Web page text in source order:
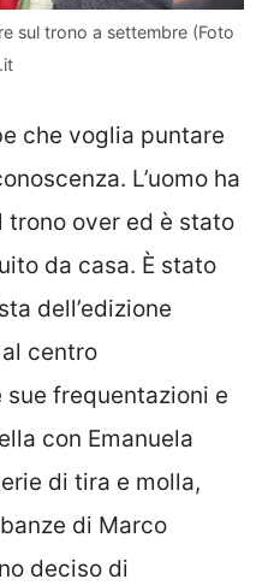
sul trono a settembre (Foto
che voglia puntare
L’uomo ha
over ed è stato
da casa. È stato
dell’edizione
centro
sue frequentazioni e
con Emanuela
di tira e molla,
di Marco
deciso di